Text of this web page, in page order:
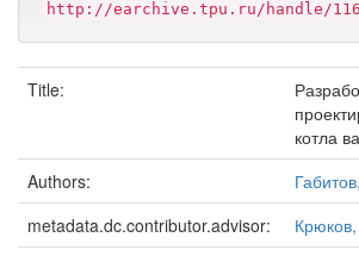
http://earchive.tpu.ru/handle/
Title:
котла
Authors:
metadata.dc.contributor.advisor: